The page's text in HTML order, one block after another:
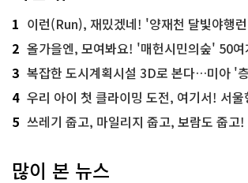
1 이런(Run), 재밌겠네! '양재천 달빛야행런' 야간
2 올가을엔, 모여봐요! '매헌시민의숲' 50여
3 복잡한 도시계획시설 3D로 본다…미아 '
4 우리 아이 첫 클라이밍 도전, 여기서! 서울형 키즈카
5 쓰레기 줍고, 마일리지 줍고, 보람도 줍고! 여름
많이 본 뉴스